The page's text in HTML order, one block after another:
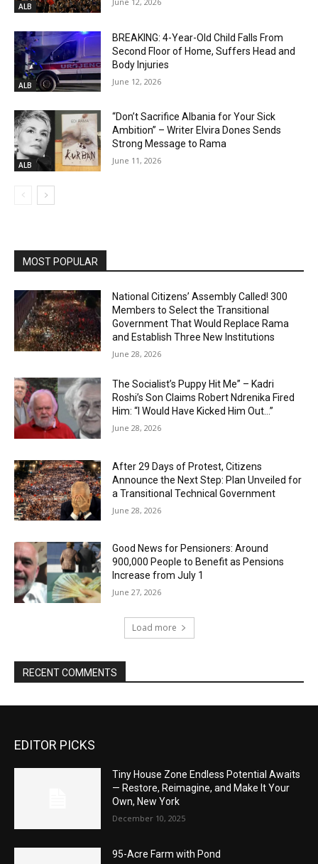
ALB
ALB
BREAKING: 4-Year-Old Child Falls From
Second Floor of Home, Suffers Head and
Body Injuries
June 12, 2026
ALB
“Don’t Sacrifice Albania for Your Sick
Ambition” – Writer Elvira Dones Sends
Strong Message to Rama
June 11, 2026
MOST POPULAR
National Citizens’ Assembly Called! 300
Members to Select the Transitional
Government That Would Replace Rama
and Establish Three New Institutions
June 28, 2026
The Socialist’s Puppy Hit Me” – Kadri
Roshi’s Son Claims Robert Ndrenika Fired
Him: “I Would Have Kicked Him Out…”
June 28, 2026
After 29 Days of Protest, Citizens
Announce the Next Step: Plan Unveiled for
a Transitional Technical Government
June 28, 2026
Good News for Pensioners: Around
900,000 People to Benefit as Pensions
Increase from July 1
June 27, 2026
Load more
RECENT COMMENTS
EDITOR PICKS
Tiny House Zone Endless Potential Awaits
— Restore, Reimagine, and Make It Your
Own, New York
December 10, 2025
95-Acre Farm with Pond